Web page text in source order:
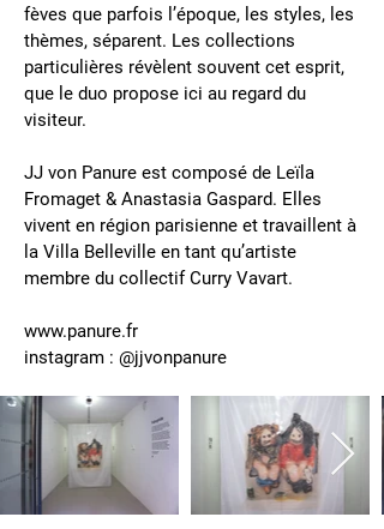
fèves que parfois l’époque, les styles, les
thèmes, séparent. Les collections
particulières révèlent souvent cet esprit,
que le duo propose ici au regard du
visiteur.
JJ von Panure est composé de Leïla
Fromaget & Anastasia Gaspard. Elles
vivent en région parisienne et travaillent à
la Villa Belleville en tant qu’artiste
membre du collectif Curry Vavart.
www.panure.fr
instagram : @jjvonpanure